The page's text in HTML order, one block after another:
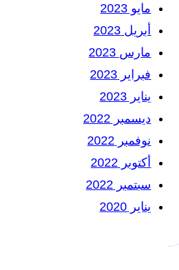
مايو 2023
أبريل 2023
مارس 2023
فبراير 2023
يناير 2023
ديسمبر 2022
نوفمبر 2022
أكتوبر 2022
سبتمبر 2022
يناير 2020